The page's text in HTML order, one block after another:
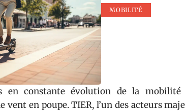
MOBILITÉ
en constante évolution de la
vent en poupe. TIER, l’un des acteurs